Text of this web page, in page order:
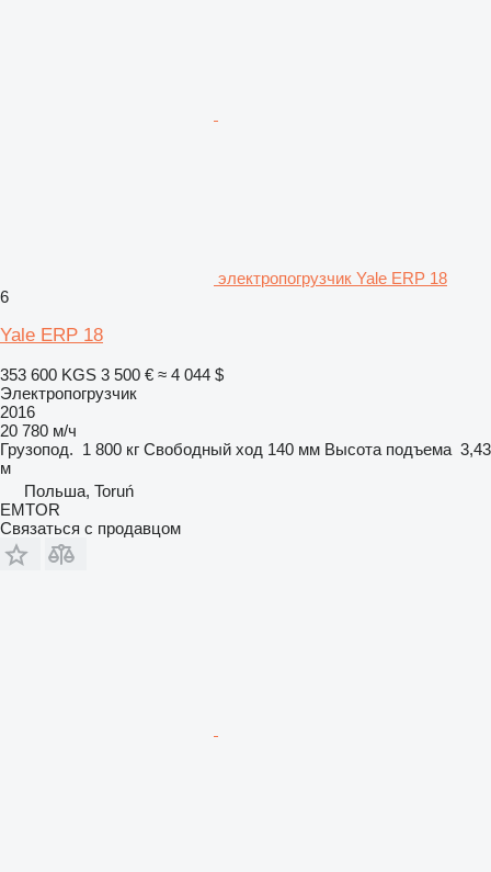
электропогрузчик Yale ERP 18
6
Yale ERP 18
353 600 KGS 3 500 € ≈ 4 044 $
Электропогрузчик
2016
20 780 м/ч
Грузопод. 1 800 кг Свободный ход 140 мм Высота подъема 3,43
м
Польша, Toruń
EMTOR
Связаться с продавцом